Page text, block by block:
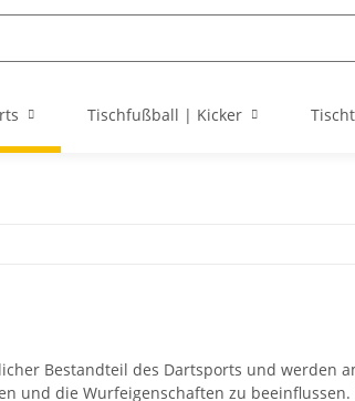
Tischfußball | Kicker
Bestandteil des Dartsports und werden
und die Wurfeigenschaften zu